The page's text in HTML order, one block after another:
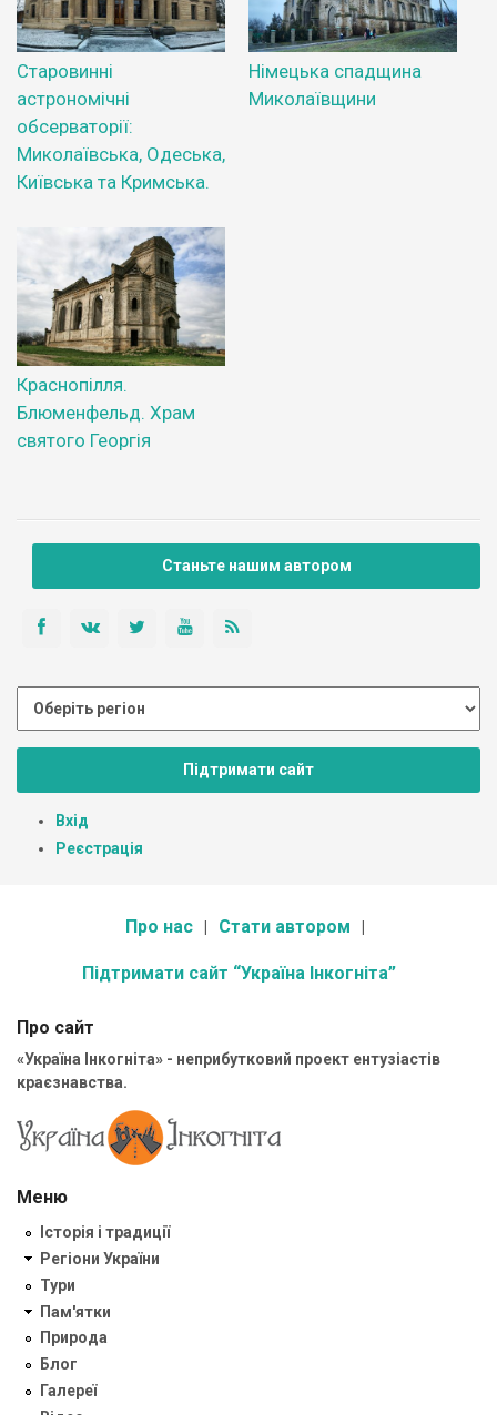
Старовинні
астрономічні
обсерваторії:
Миколаївська, Одеська,
Київська та Кримська.
Німецька спадщина
Миколаївщини
Краснопілля.
Блюменфельд. Храм
святого Георгія
Станьте нашим автором
Підтримати сайт
Вхід
Реєстрація
Про нас Стати автором
Підтримати сайт “Україна Інкогніта”
Про сайт
«Україна Інкогніта» - неприбутковий проект ентузіастів
краєзнавства.
Меню
Історія і традиції
Регіони України
Тури
Пам'ятки
Природа
Блог
Галереї